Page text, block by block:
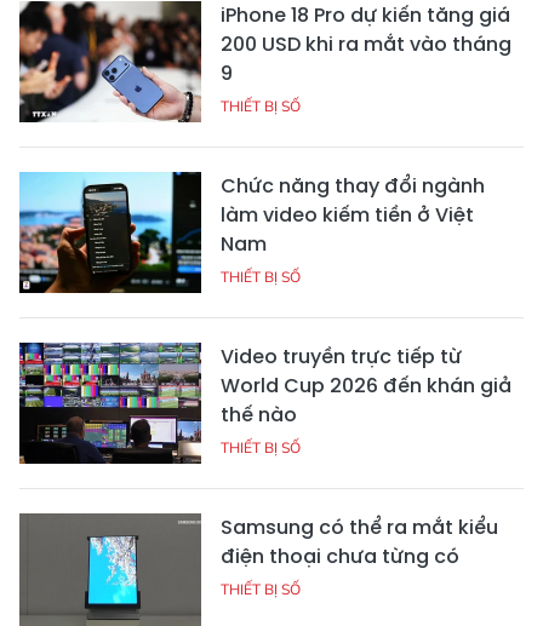
iPhone 18 Pro dự kiến tăng giá
200 USD khi ra mắt vào tháng
9
THIẾT BỊ SỐ
Chức năng thay đổi ngành
làm video kiếm tiền ở Việt
Nam
THIẾT BỊ SỐ
Video truyền trực tiếp từ
World Cup 2026 đến khán giả
thế nào
THIẾT BỊ SỐ
Samsung có thể ra mắt kiểu
điện thoại chưa từng có
THIẾT BỊ SỐ